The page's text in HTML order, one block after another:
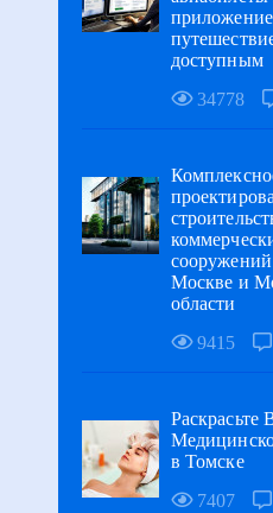
доступным
34778
Москве и
области
9415
в Томске
7407